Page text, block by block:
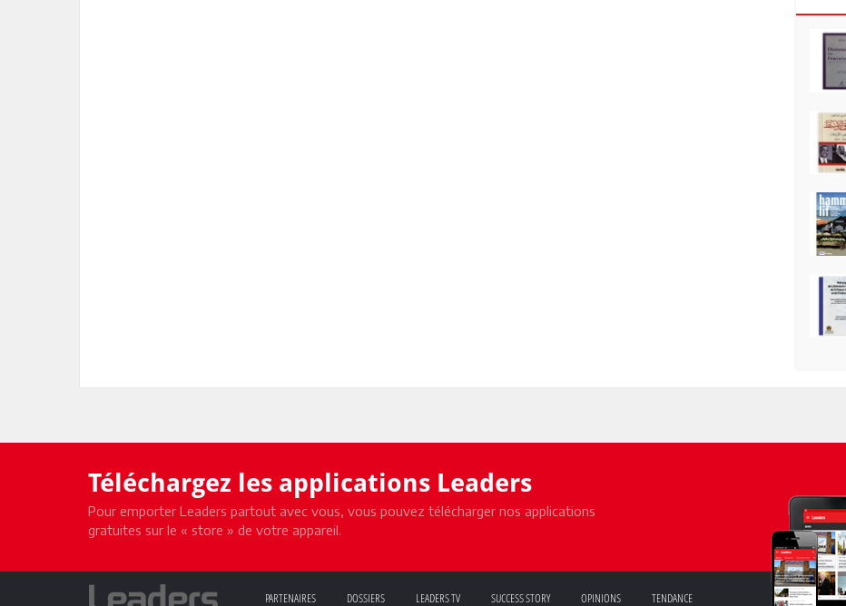
Téléchargez les applications Leaders
Pour emporter Leaders partout avec vous, vous pouvez télécharger nos applications
gratuites sur le « store » de votre appareil.
PARTENAIRES DOSSIERS LEADERS TV SUCCESS STORY OPINIONS TENDANCE